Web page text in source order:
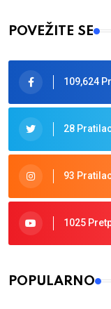
POVEŽITE SE
109,624
28
93
1025
POPULARNO